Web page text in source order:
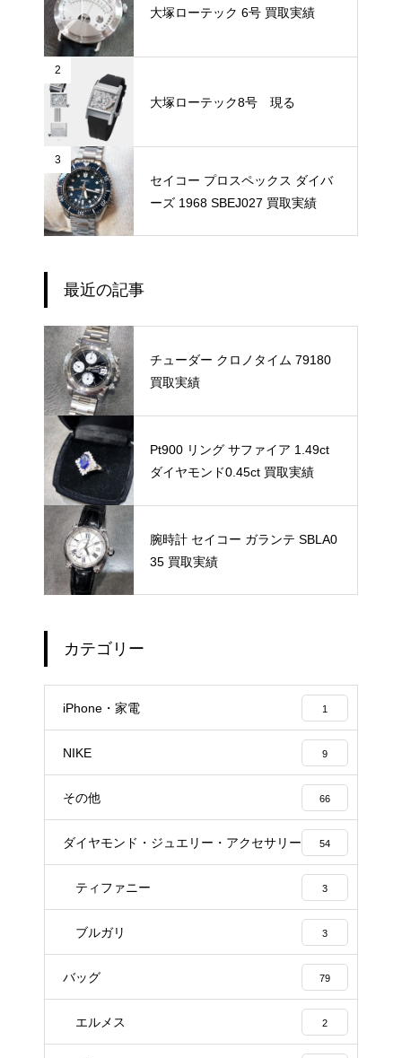
大塚ローテック 6号 買取実績
2
大塚ローテック8号 現る
3
セイコー プロスペックス ダイバ
ーズ 1968 SBEJ027 買取実績
最近の記事
チューダー クロノタイム 79180
買取実績
Pt900 リング サファイア 1.49ct
ダイヤモンド0.45ct 買取実績
腕時計 セイコー ガランテ SBLA0
35 買取実績
カテゴリー
iPhone・家電 1
NIKE 9
その他 66
ダイヤモンド・ジュエリー・アクセサリー 54
ティファニー 3
ブルガリ 3
バッグ 79
エルメス 2